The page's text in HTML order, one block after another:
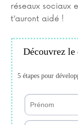
réseaux sociaux
t’auront aidé !